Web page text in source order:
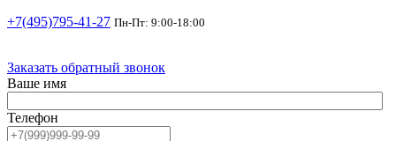
+7(495)795-41-27 Пн-Пт: 9:00-18:00
Заказать обратный звонок
Ваше имя
Телефон